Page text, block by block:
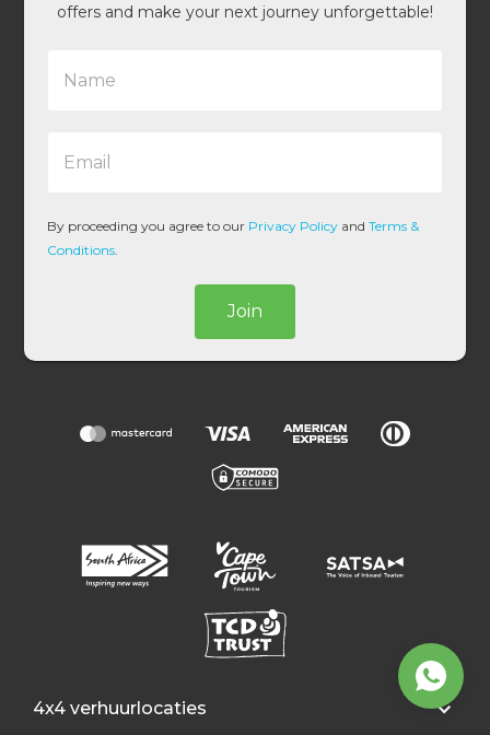
offers and make your next journey unforgettable!
l
*
By proceeding you agree to our Privacy Policy andTerms &
Conditions.
Join
4x4 verhuurlocaties